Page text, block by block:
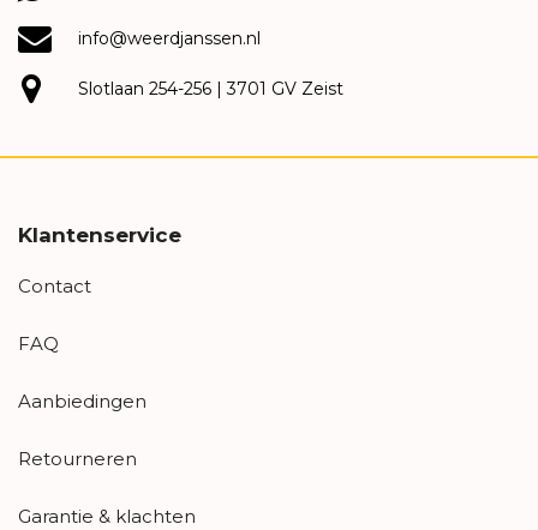
info@weerdjanssen.nl
Slotlaan 254-256 | 3701 GV Zeist
Klantenservice
Contact
FAQ
Aanbiedingen
Retourneren
Garantie & klachten